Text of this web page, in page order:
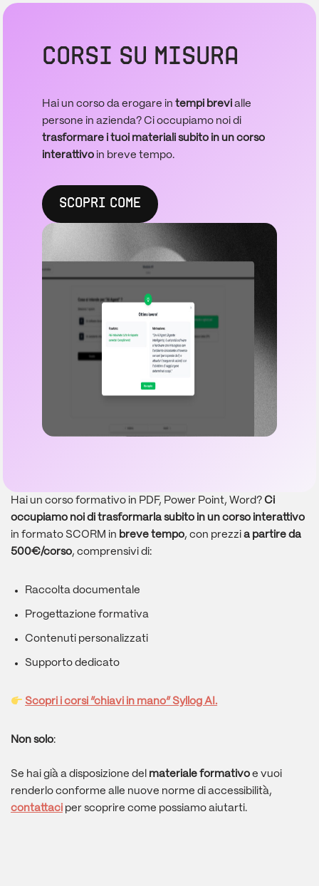
CORSI SU MISURA
Hai un corso da erogare in tempi brevialle
persone in azienda? Ci occupiamo noi di
trasformare i tuoi materiali subito in un corso
interattivoin breve tempo.
SCOPRI COME
Hai un corso formativo in PDF, Power Point, Word? Ci
occupiamo noi di trasformarla subito in un corso interattivo
in formato SCORM in breve tempo, con prezzi a partire da
500€/corso, comprensivi di:
Raccolta documentale
Progettazione formativa
Contenuti personalizzati
Supporto dedicato
Scopri i corsi “chiavi in mano” Syllog AI.
Non solo:
Se hai già a disposizione del materiale formativo e vuoi
renderlo conforme alle nuove norme di accessibilità,
contattaci per scoprire come possiamo aiutarti.